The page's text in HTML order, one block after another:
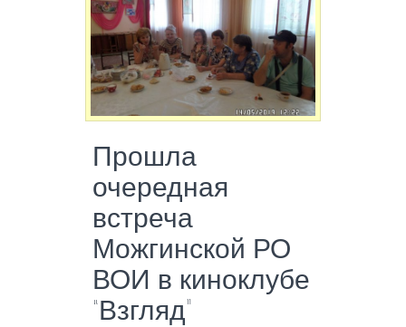
Прошла
очередная
встреча
Можгинской РО
ВОИ в киноклубе
“Взгляд”